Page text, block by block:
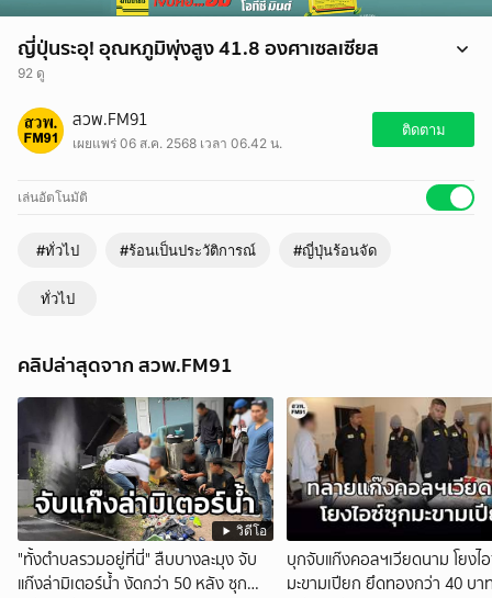
ญี่ปุ่นระอุ! อุณหภูมิพุ่งสูง 41.8 องศาเซลเซียส
92 ดู
ญี่ปุ่นระอุ! อุณหภูมิพุ่งสูง 41.8 องศาสูงสุดเป็นประวัติการณ์ ประชาชนป่วย
แล้ว เกือบ 6 หมื่นราย
https://fm91bkk.com/newsarticle/55086
สวพ.FM91
เผยแพร่ 06 ส.ค. 2568 เวลา 06.42 น.
ติดตาม
เล่นอัตโนมัติ
#ทั่วไป #ร้อนเป็นประวัติการณ์ #ญี่ปุ่นร้อนจัด
ทั่วไป
คลิปล่าสุดจาก สวพ.FM91
วิดีโอ
"ทั้งตำบลรวมอยู่ที่นี่" สืบบางละมุง จับ
แก๊งล่ามิเตอร์น้ำ งัดกว่า 50 หลัง ซุก
บุกจับแก๊งคอลฯเวียดนาม โยงไ
มะขามเปียก ยึดทองกว่า 40 บา